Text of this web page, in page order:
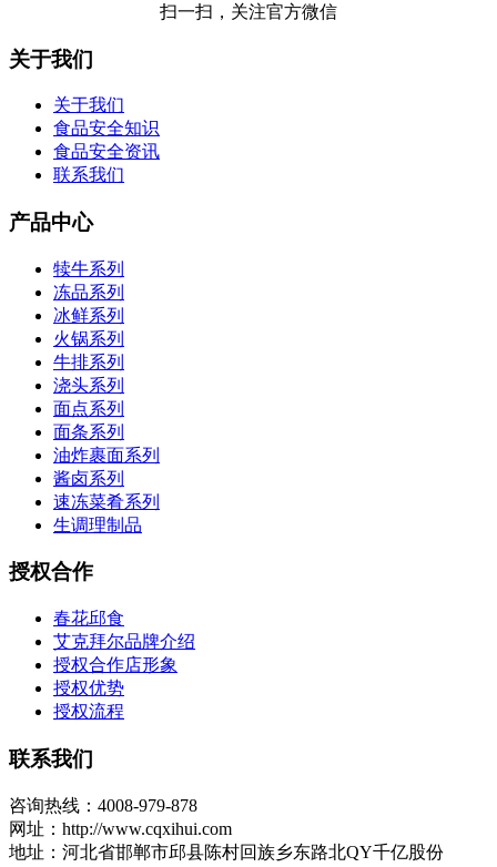
扫一扫，关注官方微信
关于我们
关于我们
食品安全知识
食品安全资讯
联系我们
产品中心
犊牛系列
冻品系列
冰鲜系列
火锅系列
牛排系列
浇头系列
面点系列
面条系列
油炸裹面系列
酱卤系列
速冻菜肴系列
生调理制品
授权合作
春花邱食
艾克拜尔品牌介绍
授权合作店形象
授权优势
授权流程
联系我们
咨询热线：4008-979-878
网址：http://www.cqxihui.com
地址：河北省邯郸市邱县陈村回族乡东路北QY千亿股份